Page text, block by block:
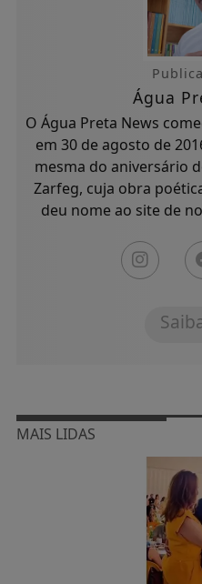
Água
O Água Preta News
em 30 de agosto de
mesma do aniversário
Zarfeg, cuja obra
deu nome ao site de
MAIS LIDAS